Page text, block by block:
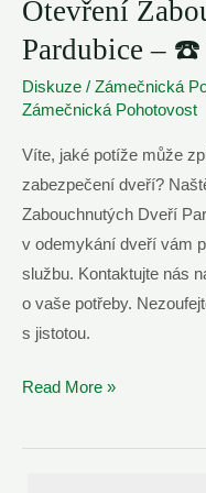
Otevření
Pardubice –
Diskuze / Zámečnická
Zámečnická Pohotovost
Víte, jaké potíže může
zabezpečení dveří?
Zabouchnutých Dveří
v odemykání dveří vám
službu. Kontaktujte nás
o vaše potřeby.
s jistotou.
Otevření
Dveří
Read More »